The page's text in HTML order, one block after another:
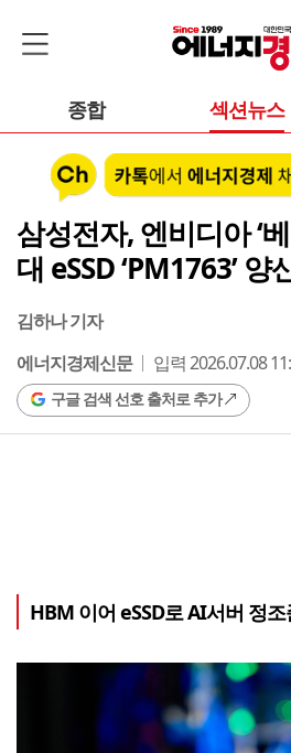
종합 섹션뉴스
삼성전자, 엔비디아 ‘
대 eSSD ‘PM1763’ 양
김하나 기자
에너지경제신문
입력 2026.07.08
구글 검색 선호 출처로 추가
HBM 이어 eSSD로 AI서버 정조